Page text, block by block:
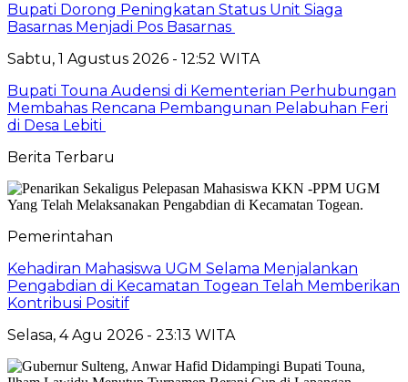
Bupati Dorong Peningkatan Status Unit Siaga
Basarnas Menjadi Pos Basarnas
Sabtu, 1 Agustus 2026 - 12:52 WITA
Bupati Touna Audensi di Kementerian Perhubungan
Membahas Rencana Pembangunan Pelabuhan Feri
di Desa Lebiti
Berita Terbaru
Pemerintahan
Kehadiran Mahasiswa UGM Selama Menjalankan
Pengabdian di Kecamatan Togean Telah Memberikan
Kontribusi Positif
Selasa, 4 Agu 2026 - 23:13 WITA